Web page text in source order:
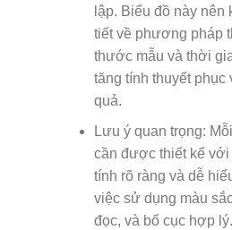
lập. Biểu đồ này nên
tiết về phương pháp
thước mẫu và thời
tăng tính thuyết phục
quả.
Lưu ý quan trọng:
cần được thiết kế
tính rõ ràng và dễ
việc sử dụng màu
đọc, và bố cục hợp